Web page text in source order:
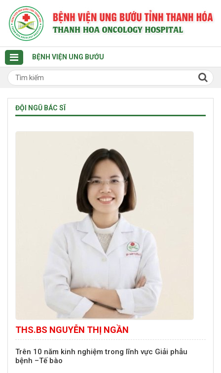
BỆNH VIỆN UNG BƯỚU
ĐỘI NGŨ BÁC SĨ
THS.BS NGUYỄN THỊ NGẦN
Trên 10 năm kinh nghiệm trong lĩnh vực Giải phẫu
bệnh –Tế bào